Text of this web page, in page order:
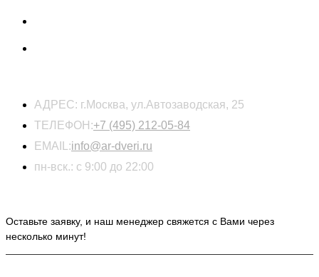
АДРЕС: г.Москва, ул.Автозаводская, 25
ТЕЛЕФОН:+7 (495) 212-05-84
EMAIL:info@ar-dveri.ru
пн-вск.: с 9:00 до 22:00
Оставьте заявку, и наш менеджер свяжется с Вами через
несколько минут!